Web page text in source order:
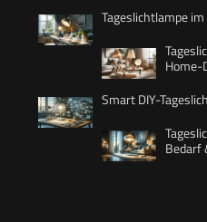
Tageslichtlampe
Home-
Smart DIY-
Bedarf